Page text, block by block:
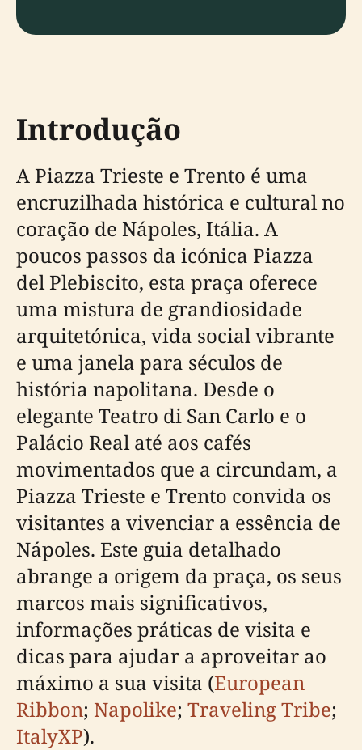
Introdução
A Piazza Trieste e Trento é uma
encruzilhada histórica e cultural no
coração de Nápoles, Itália. A
poucos passos da icónica Piazza
del Plebiscito, esta praça oferece
uma mistura de grandiosidade
arquitetónica, vida social vibrante
e uma janela para séculos de
história napolitana. Desde o
elegante Teatro di San Carlo e o
Palácio Real até aos cafés
movimentados que a circundam, a
Piazza Trieste e Trento convida os
visitantes a vivenciar a essência de
Nápoles. Este guia detalhado
abrange a origem da praça, os seus
marcos mais significativos,
informações práticas de visita e
dicas para ajudar a aproveitar ao
máximo a sua visita (European
Ribbon; Napolike; Traveling Tribe;
ItalyXP).